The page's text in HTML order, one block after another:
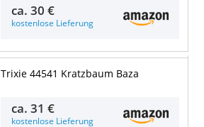
ca.30 €
kostenlose Lieferung
Trixie 44541 Kratzbaum Baza
ca.31 €
kostenlose Lieferung